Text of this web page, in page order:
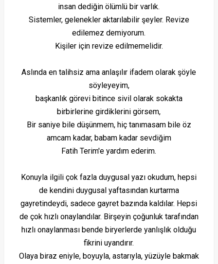
insan dediğin ölümlü bir varlık.
Sistemler, gelenekler aktarılabilir şeyler. Revize
edilemez demiyorum.
Kişiler için revize edilmemelidir.
Aslında en talihsiz ama anlaşılır ifadem olarak şöyle
söyleyeyim,
başkanlık görevi bitince sivil olarak sokakta
birbirlerine girdiklerini görsem,
Bir saniye bile düşünmem, hiç tanımasam bile öz
amcam kadar, babam kadar sevdiğim
Fatih Terim'e yardım ederim.
Konuyla ilgili çok fazla duygusal yazı okudum, hepsi
de kendini duygusal yaftasından kurtarma
gayretindeydi, sadece gayret bazında kaldılar. Hepsi
de çok hızlı onaylandılar. Birşeyin çoğunluk tarafından
hızlı onaylanması bende biryerlerde yanlışlık olduğu
fikrini uyandırır.
Olaya biraz eniyle, boyuyla, astarıyla, yüzüyle bakmak